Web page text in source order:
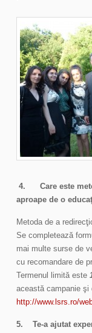
4. Care este
aproape de o
Metoda de a
Se completează
mai multe surse de
cu recomandare de
Termenul limită este
această campanie şi
http://www.lsrs.ro/
5. Te-a ajutat